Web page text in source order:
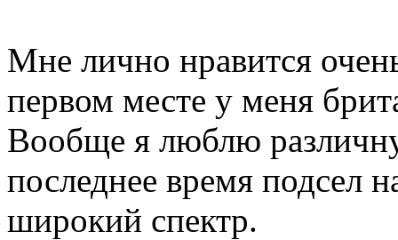
Мне лично нравится
первом месте у меня
Вообще я люблю
последнее время подсел
широкий спектр.